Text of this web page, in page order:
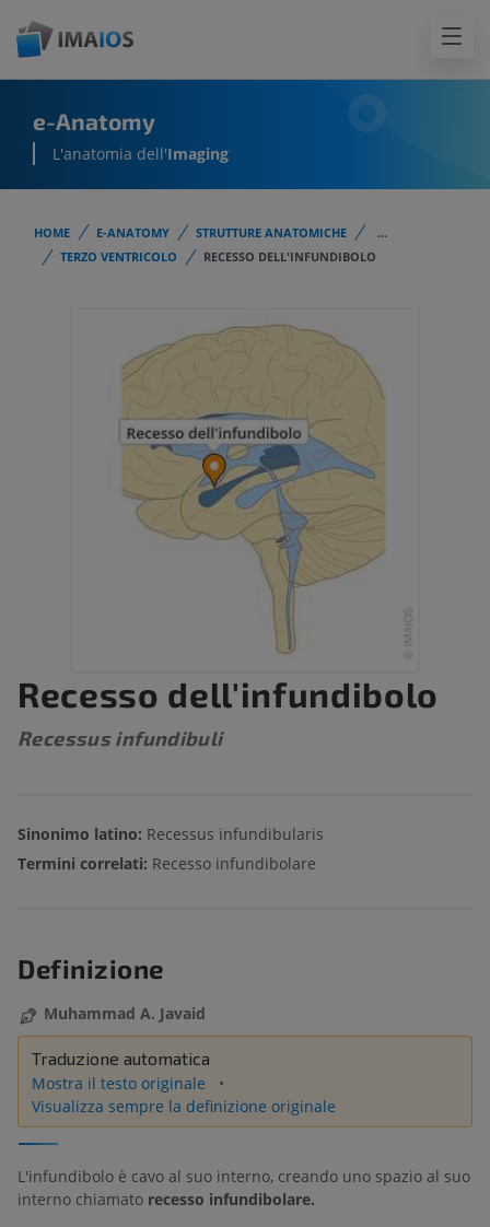
e-Anatomy
L'anatomia dell'Imaging
HOME E-ANATOMY STRUTTURE ANATOMICHE
...
TERZO VENTRICOLO
RECESSO DELL'INFUNDIBOLO
Recesso dell'infundibolo
Recessus infundibuli
Sinonimo latino: Recessus infundibularis
Termini correlati: Recesso infundibolare
Definizione
Muhammad A. Javaid
Traduzione automatica
Mostra il testo originale
Visualizza sempre la definizione originale
L'infundibolo è cavo al suo interno, creando uno spazio al suo
interno chiamato recesso infundibolare.